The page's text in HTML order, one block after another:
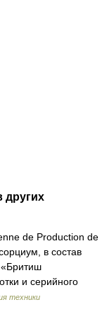
других
de Production de
в состав
и серийного
техники